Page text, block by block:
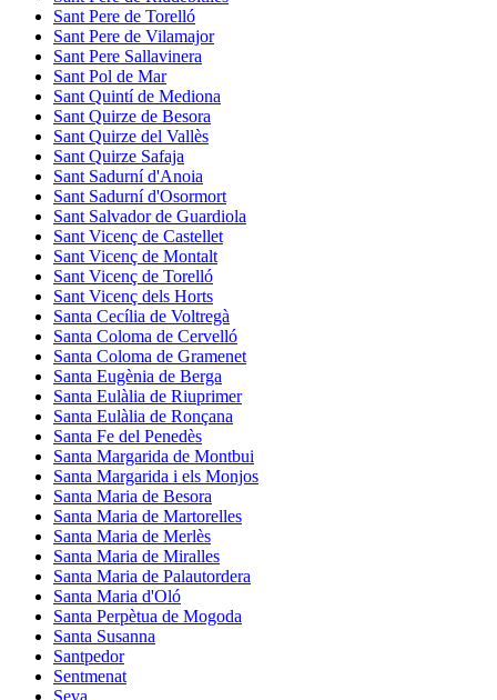
Sant Pere de Torelló
Sant Pere de Vilamajor
Sant Pere Sallavinera
Sant Pol de Mar
Sant Quintí de Mediona
Sant Quirze de Besora
Sant Quirze del Vallès
Sant Quirze Safaja
Sant Sadurní d'Anoia
Sant Sadurní d'Osormort
Sant Salvador de Guardiola
Sant Vicenç de Castellet
Sant Vicenç de Montalt
Sant Vicenç de Torelló
Sant Vicenç dels Horts
Santa Cecília de Voltregà
Santa Coloma de Cervelló
Santa Coloma de Gramenet
Santa Eugènia de Berga
Santa Eulàlia de Riuprimer
Santa Eulàlia de Ronçana
Santa Fe del Penedès
Santa Margarida de Montbui
Santa Margarida i els Monjos
Santa Maria de Besora
Santa Maria de Martorelles
Santa Maria de Merlès
Santa Maria de Miralles
Santa Maria de Palautordera
Santa Maria d'Oló
Santa Perpètua de Mogoda
Santa Susanna
Santpedor
Sentmenat
Seva